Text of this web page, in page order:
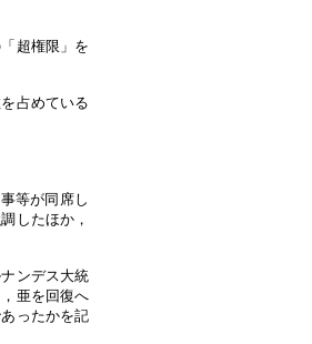
超権限」を
占めている
等が同席し
したほか，
ンデス大統
亜を回復へ
ったかを記